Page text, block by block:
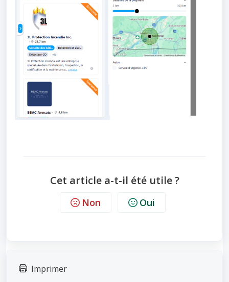
Cet article a-t-il été utile ?
Non Oui
Imprimer